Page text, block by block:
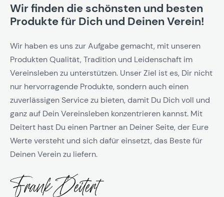
Wir finden die schönsten und besten
Produkte für Dich und Deinen Verein!
Wir haben es uns zur Aufgabe gemacht, mit unseren
Produkten Qualität, Tradition und Leidenschaft im
Vereinsleben zu unterstützen. Unser Ziel ist es, Dir nicht
nur hervorragende Produkte, sondern auch einen
zuverlässigen Service zu bieten, damit Du Dich voll und
ganz auf Dein Vereinsleben konzentrieren kannst. Mit
Deitert hast Du einen Partner an Deiner Seite, der Eure
Werte versteht und sich dafür einsetzt, das Beste für
Deinen Verein zu liefern.